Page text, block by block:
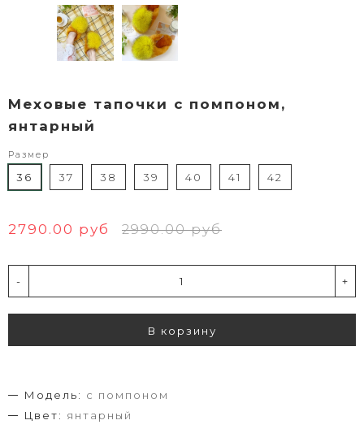
Меховые тапочки c помпоном,
янтарный
Размер
36 37 38 39 40 41 42
2790.00 руб 2990.00 руб
- +
В корзину
Модель: с помпоном
Цвет: янтарный